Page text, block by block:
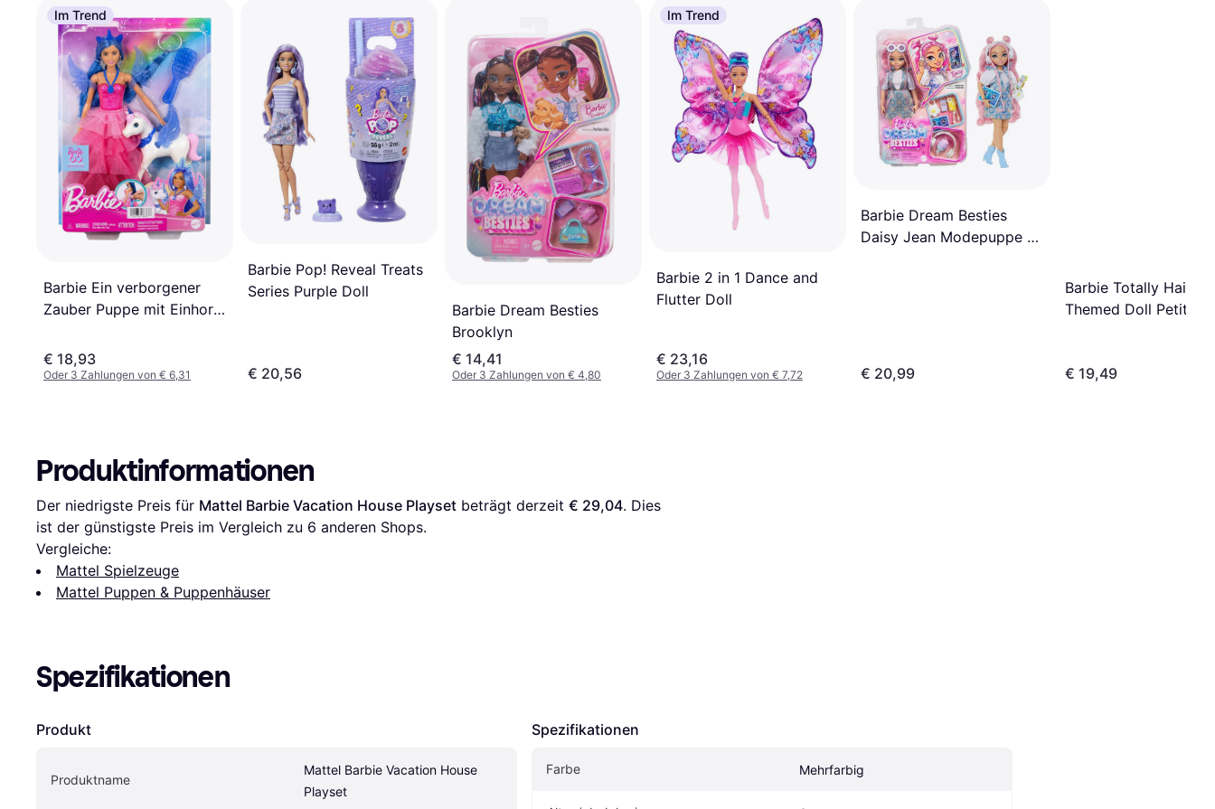
Im Trend
Barbie Ein verborgener
Zauber Puppe mit Einhorn,
Saphirblauen Details,
Einhorn-Stirnband,
€ 18,93
Oder 3 Zahlungen von € 6,31
Barbie Pop! Reveal Treats
Series Purple Doll
€ 20,56
Barbie Dream Besties
Brooklyn
€ 14,41
Oder 3 Zahlungen von € 4,80
Im Trend
Barbie 2 in 1 Dance and
Flutter Doll
€ 23,16
Oder 3 Zahlungen von € 7,72
Barbie Dream Besties
Daisy Jean Modepuppe 9
€ 20,99
Barbie Totally Hair
Themed Doll Petite
€ 19,49
Produktinformationen
Der niedrigste Preis für Mattel Barbie Vacation House Playset beträgt derzeit € 29,04. Dies
ist der günstigste Preis im Vergleich zu 6 anderen Shops.
Vergleiche:
Mattel Spielzeuge
Mattel Puppen & Puppenhäuser
Spezifikationen
Produkt
Produktname
Mattel Barbie Vacation House
Playset
Spezifikationen
Farbe Mehrfarbig